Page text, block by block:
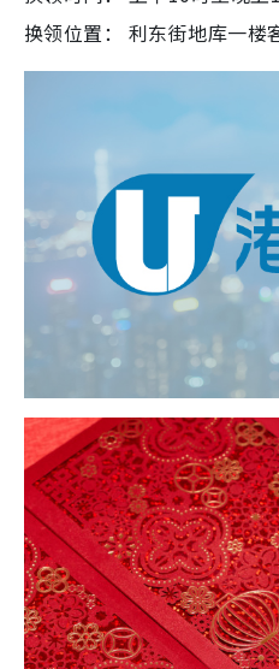
换领位置： 利东街地库一楼